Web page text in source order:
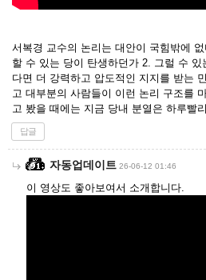
서복경 교수의 논리는 대안이 국힘밖에
할 수 있는 당이 탄생하던가 2. 그럴 수
다면 더 강력하고 압도적인 지지를 받는
고 대부분의 사람들이 이런 논리 구조를
고 봤을 때에는 지금 당내 분열은 하루빨
답글
자동업데이트 26-06-12 01:46
이 영상도 좋아보여서 소개합니다.